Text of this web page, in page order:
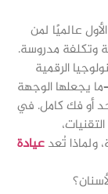
عالميًا لمن
وتكلفة مدروسة.
الرقمية
يجعلها الوجهة
أو فك كامل. في
ولماذا تُعدعيادة